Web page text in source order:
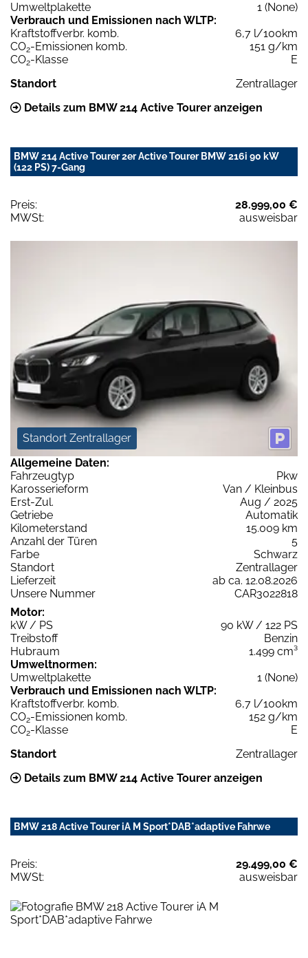
Umweltplakette
1 (None)
Verbrauch und Emissionen nach WLTP:
Kraftstoffverbr. komb.
6,7 l/100km
CO2-Emissionen komb.
151 g/km
CO2-Klasse
E
Standort
Zentrallager
Details zum BMW 214 Active Tourer anzeigen
BMW 214 Active Tourer 2er Active Tourer BMW 216i 90 kW
(122 PS) 7-Gang
Preis:
28.999,00 €
MWSt:
ausweisbar
Standort Zentrallager
Allgemeine Daten:
Fahrzeugtyp
Pkw
Karosserieform
Van / Kleinbus
Erst-Zul.
Aug / 2025
Getriebe
Automatik
Kilometerstand
15.009 km
Anzahl der Türen
5
Farbe
Schwarz
Standort
Zentrallager
Lieferzeit
ab ca. 12.08.2026
Unsere Nummer
CAR3022818
Motor:
kW / PS
90 kW / 122 PS
Treibstoff
Benzin
Hubraum
1.499 cm³
Umweltnormen:
Umweltplakette
1 (None)
Verbrauch und Emissionen nach WLTP:
Kraftstoffverbr. komb.
6,7 l/100km
CO2-Emissionen komb.
152 g/km
CO2-Klasse
E
Standort
Zentrallager
Details zum BMW 214 Active Tourer anzeigen
BMW 218 Active Tourer iA M Sport*DAB*adaptive Fahrwe
Preis:
29.499,00 €
MWSt:
ausweisbar